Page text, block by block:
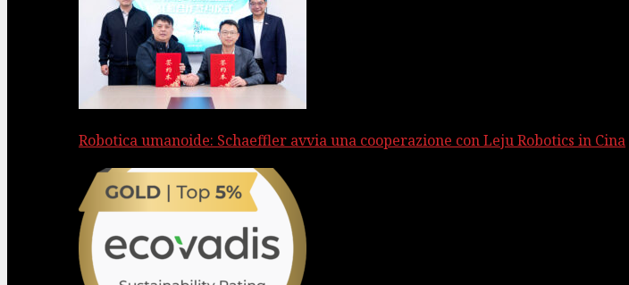
Robotica umanoide: Schaeffler avvia una cooperazione con Leju Robotics in Cina